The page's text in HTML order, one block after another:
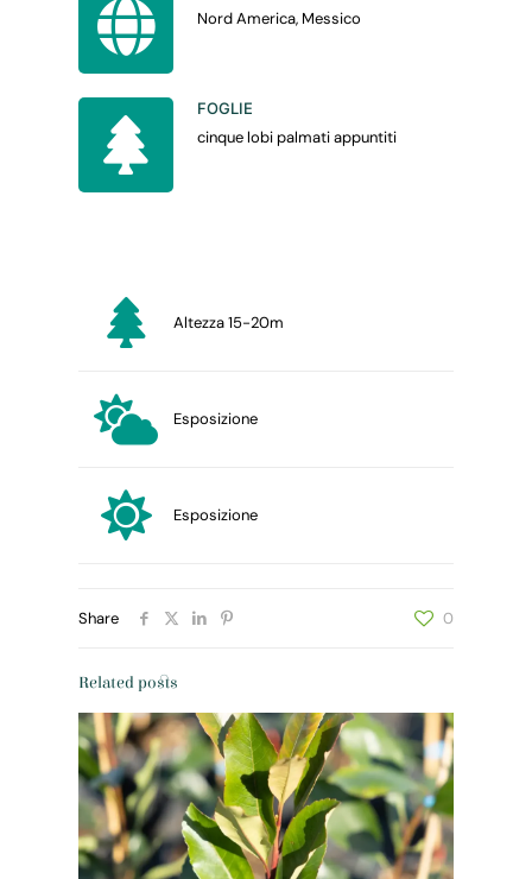
Nord America, Messico
FOGLIE
cinque lobi palmati appuntiti
Altezza 15-20m
Esposizione
Esposizione
Share 0
Related posts